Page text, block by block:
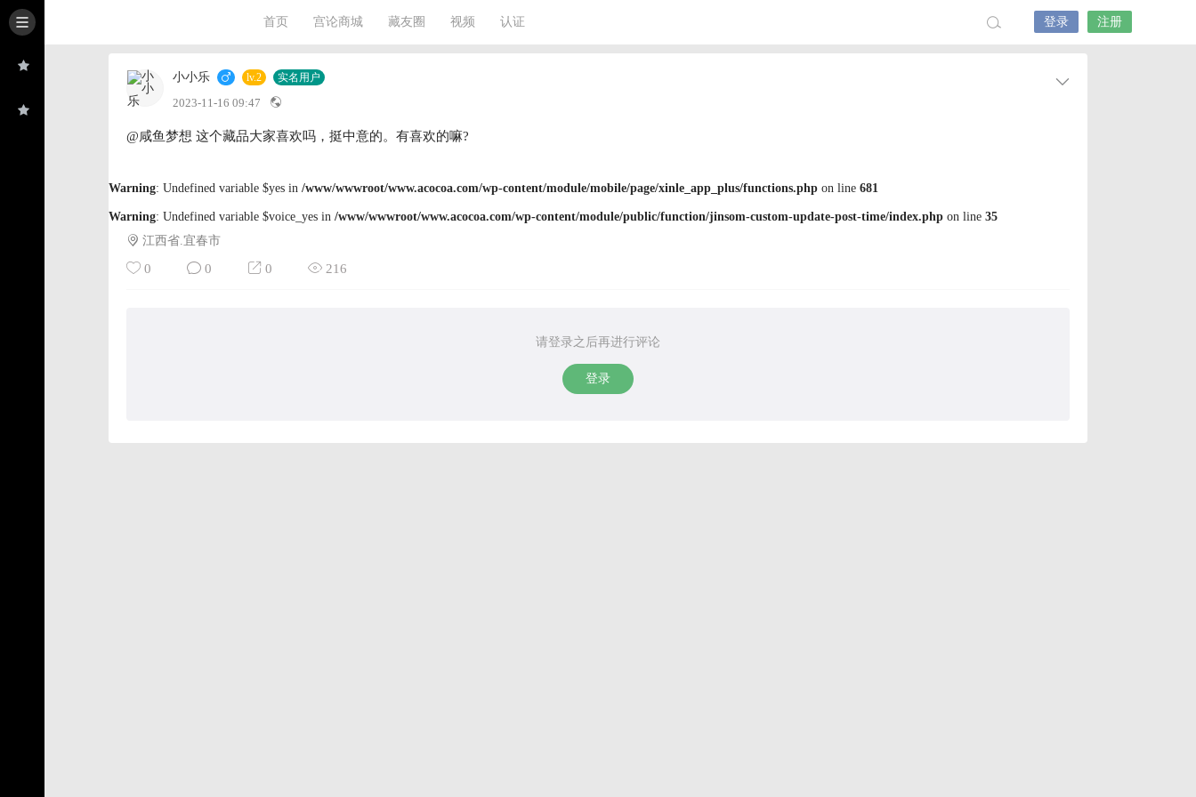
首页 宫论商城 藏友圈 视频 认证 登录 注册
小小乐 lv.2 实名用户
2023-11-16 09:47
@咸鱼梦想 这个藏品大家喜欢吗，挺中意的。有喜欢的嘛?
Warning: Undefined variable $yes in /www/wwwroot/www.acocoa.com/wp-content/module/mobile/page/xinle_app_plus/functions.php on line 681
Warning: Undefined variable $voice_yes in /www/wwwroot/www.acocoa.com/wp-content/module/public/function/jinsom-custom-update-post-time/index.php on line 35
江西省.宜春市
0 0 0 216
请登录之后再进行评论
登录